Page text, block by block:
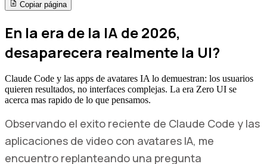
Copiar página
En la era de la IA de 2026,
desaparecera realmente la UI?
Claude Code y las apps de avatares IA lo demuestran: los usuarios
quieren resultados, no interfaces complejas. La era Zero UI se
acerca mas rapido de lo que pensamos.
Observando el exito reciente de Claude Code y las
aplicaciones de video con avatares IA, me
encuentro replanteando una pregunta